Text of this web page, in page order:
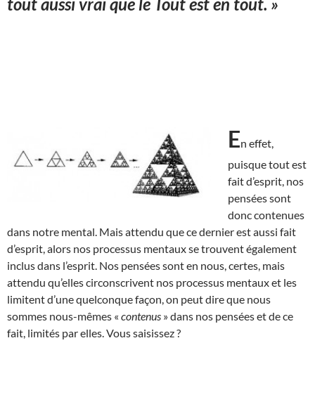
En effet,
puisque tout est
fait d’esprit, nos
pensées sont
donc contenues
dans notre mental. Mais attendu que ce dernier est aussi fait
d’esprit, alors nos processus mentaux se trouvent également
inclus dans l’esprit. Nos pensées sont en nous, certes, mais
attendu qu’elles circonscrivent nos processus mentaux et les
limitent d’une quelconque façon, on peut dire que nous
sommes nous-mêmes « contenus » dans nos pensées et de ce
fait, limités par elles. Vous saisissez ?